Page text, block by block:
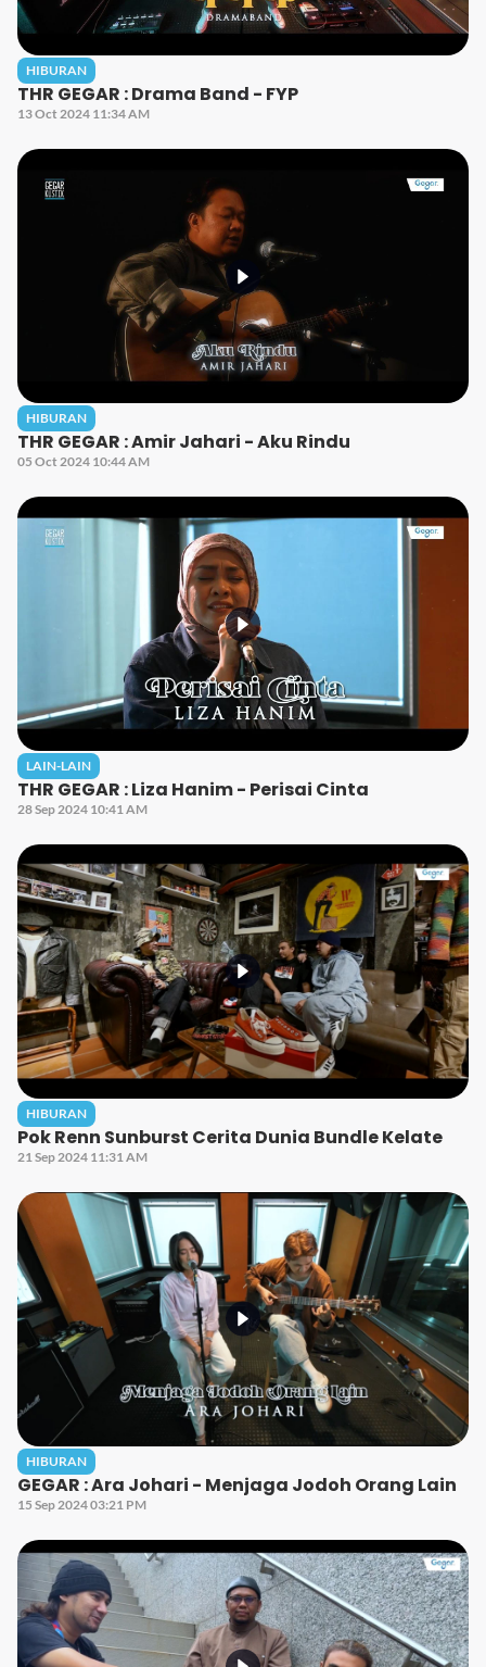
HIBURAN
THR GEGAR : Drama Band - FYP
13 Oct 2024 11:34 AM
HIBURAN
THR GEGAR : Amir Jahari - Aku Rindu
05 Oct 2024 10:44 AM
LAIN-LAIN
THR GEGAR : Liza Hanim - Perisai Cinta
28 Sep 2024 10:41 AM
HIBURAN
Pok Renn Sunburst Cerita Dunia Bundle Kelate
21 Sep 2024 11:31 AM
HIBURAN
GEGAR : Ara Johari - Menjaga Jodoh Orang Lain
15 Sep 2024 03:21 PM